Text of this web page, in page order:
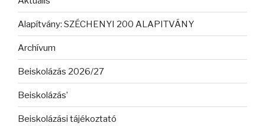
Alapítvány: SZÉCHENYI 200 ALAPITVÁNY
Archívum
Beiskolázás 2026/27
Beiskolázás’
Beiskolázási tájékoztató